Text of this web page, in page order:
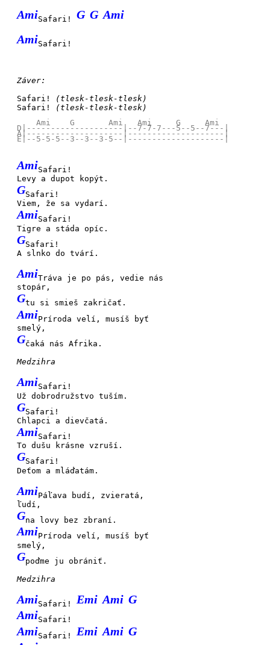
AmiSafari!G G Ami
AmiSafari!
Záver:
Safari!
(tlesk-tlesk-tlesk)
Safari!
(tlesk-tlesk-tlesk)
    Ami    G       Ami   Ami     G     Ami
D|--------------------|--7-7-7---5--5--7---|
A|--------------------|--------------------|
AmiSafari!
Levy a dupot kopýt.
GSafari!
Viem, že sa vydarí.
AmiSafari!
Tigre a stáda opíc.
GSafari!
A slnko do tvárí.
AmiTráva je po pás, vedie nás
stopár,
Gtu si smieš zakričať.
AmiPríroda velí, musíš byť
smelý,
Gčaká nás Afrika.
Medzihra
AmiSafari!
Už dobrodružstvo tuším.
GSafari!
Chlapci a dievčatá.
AmiSafari!
To dušu krásne vzruší.
GSafari!
Deťom a mláďatám.
AmiPáľava budí, zvieratá,
ľudí,
Gna lovy bez zbraní.
AmiPríroda velí, musíš byť
smelý,
Gpoďme ju obrániť.
Medzihra
AmiSafari!Emi Ami G
AmiSafari!
AmiSafari!Emi Ami G